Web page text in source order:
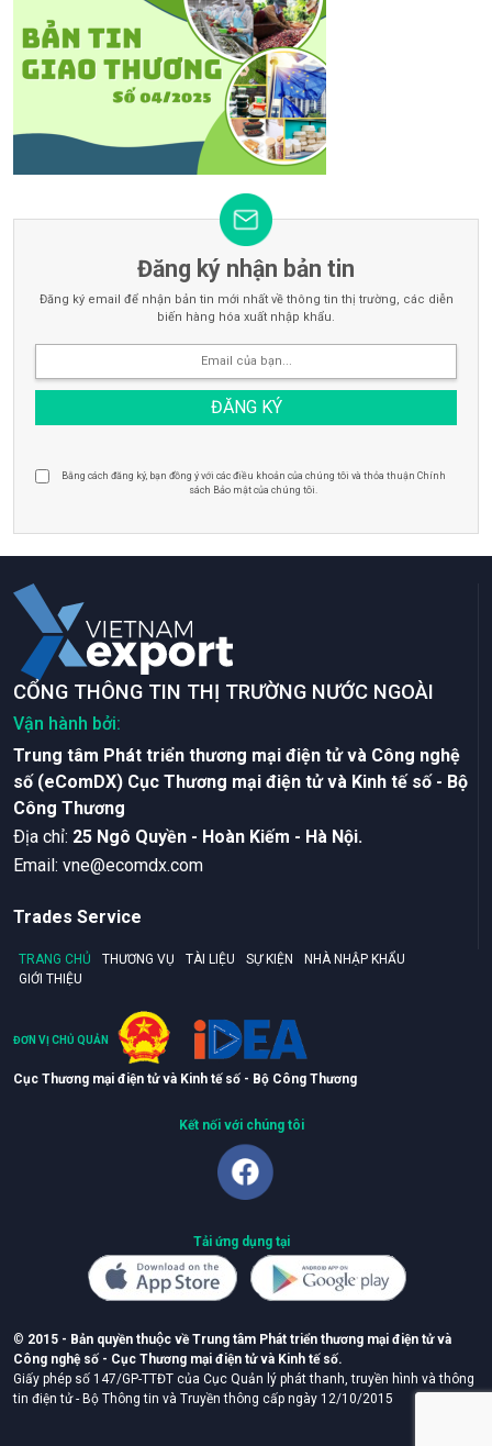
Đăng ký nhận bản tin
Đăng ký email để nhận bản tin mới nhất về thông tin thị trường, các diễn
biến hàng hóa xuất nhập khẩu.
Bằng cách đăng ký, bạn đồng ý với các điều khoản của chúng tôi và thỏa thuận Chính
sách Bảo mật của chúng tôi.
CỔNG THÔNG TIN THỊ TRƯỜNG NƯỚC NGOÀI
Vận hành bởi:
Trung tâm Phát triển thương mại điện tử và Công nghệ
số (eComDX) Cục Thương mại điện tử và Kinh tế số - Bộ
Công Thương
Ðịa chỉ: 25 Ngô Quyền - Hoàn Kiếm - Hà Nội.
Email: vne@ecomdx.com
Trades Service
TRANG CHỦ THƯƠNG VỤ TÀI LIỆU SỰ KIỆN
NHÀ NHẬP KHẨU
GIỚI THIỆU
ĐƠN VỊ CHỦ QUẢN
Cục Thương mại điện tử và Kinh tế số - Bộ Công Thương
Kết nối với chúng tôi
Tải ứng dụng tại
© 2015 - Bản quyền thuộc về Trung tâm Phát triển thương mại điện tử và
Công nghệ số - Cục Thương mại điện tử và Kinh tế số.
Giấy phép số 147/GP-TTĐT của Cục Quản lý phát thanh, truyền hình và thông
tin điện tử - Bộ Thông tin và Truyền thông cấp ngày 12/10/2015